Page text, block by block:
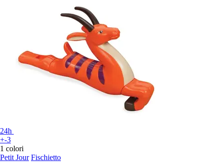
24h
+-3
1 colori
Petit Jour Fischietto